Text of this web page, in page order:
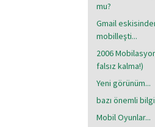
mu?
Gmail
mobilleşti...
2006
falsız kalma!)
Yeni görünüm...
bazı önemli
Mobil Oyunlar...